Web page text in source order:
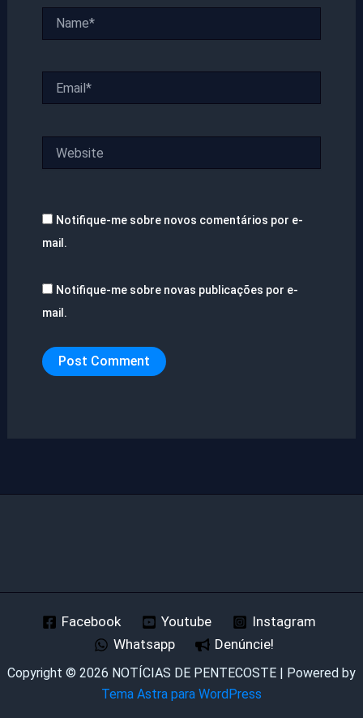
Notifique-me sobre novos comentários por e-
mail.
Notifique-me sobre novas publicações por e-
mail.
Facebook Youtube
Instagram
Whatsapp
Denúncie!
Copyright © 2026 NOTÍCIAS DE PENTECOSTE | Powered by
Tema Astra para WordPress